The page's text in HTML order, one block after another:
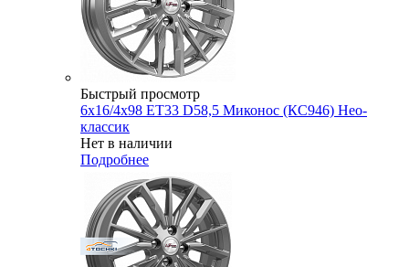
Быстрый просмотр
6x16/4x98 ET33 D58,5 Миконос (КС946) Нео-
классик
Нет в наличии
Подробнее